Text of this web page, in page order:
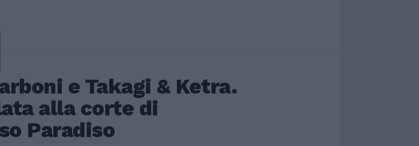
Leonardo Maria Del
Vecchio dall'ex
compagna in ospedale.
Le dichiarazioni ai
giornalisti
Terremoto, viene giù
tutto: i video
e Takagi & Ketra.
alla corte di
Paradiso